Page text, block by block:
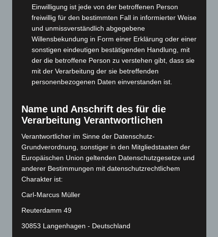
(112)
April 2025(88)
März 2025(111)
Februar 2025
(96)
Januar 2025 (88)
Dezember 2024(89)
Oktober 2024(93)
August 2024(107)
Juli 2024(89)
Juni 2024 (107)
Februar 2024
(103)
Einwilligung ist jede von der betroffenen Person
freiwillig für den bestimmten Fall in informierter Weise
und unmissverständlich abgegebene
Willensbekundung in Form einer Erklärung oder einer
sonstigen eindeutigen bestätigenden Handlung, mit
der die betroffene Person zu verstehen gibt, dass sie
mit der Verarbeitung der sie betreffenden
personenbezogenen Daten einverstanden ist.
Name und Anschrift des für die
Verarbeitung Verantwortlichen
Verantwortlicher im Sinne der Datenschutz-
Grundverordnung, sonstiger in den Mitgliedstaaten der
Europäischen Union geltenden Datenschutzgesetze und
anderer Bestimmungen mit datenschutzrechtlichem
Charakter ist:
Carl-Marcus Müller
Reuterdamm 49
30853 Langenhagen - Deutschland